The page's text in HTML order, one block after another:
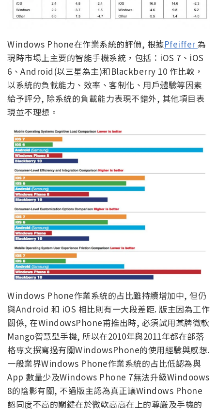
Windows Phone在作業系統的評價, 根據Pfeiffer 為
現時市場上主要的智能手機系統，包括：iOS 7、iOS
6、Android(以三星為主)和Blackberry 10 作比較，
以系統的負載能力、效率、客制化、用戶體驗等因素
給予評分, 除系統的負載能力表現不錯外, 其他項目表
現並不理想。
Windows Phone作業系統的占比雖持續增加中, 但仍
與Android 和 iOS 相比則有一大段差距. 版主因為工作
關係, 在WindowsPhone甫推出時, 必須試用某牌微軟
Mango智慧型手機, 所以在2010年與2011年都在部落
格專文撰寫過有關WindowsPhone的使用經驗與感想.
一般業界Windows Phone作業系統的占比低認為與
App 數量少及Windows Phone 7無法升級Windoows
8的陰影有關, 不過版主認為真正讓Windows Phone
認同度不高的關鍵在於微軟高高在上的尊嚴及手機的